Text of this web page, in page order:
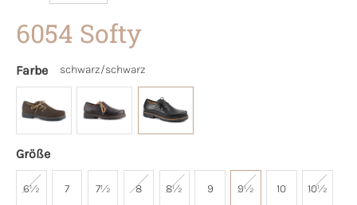
6054 Softy
Farbe schwarz/schwarz
Größe
6½ 7 7½ 8 8½ 9 9½ 10 10½